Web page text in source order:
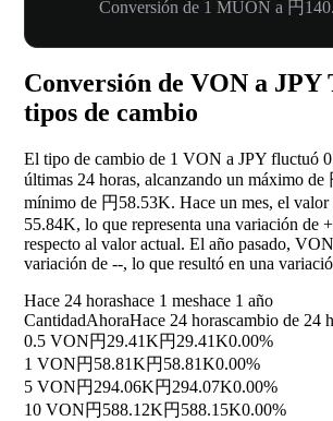
Conversión de 1 MUON a 円
Conversión de VON a JPY
tipos de cambio
El tipo de cambio de 1 VON a JPY fluctuó
últimas 24 horas, alcanzando un máximo
mínimo de 円58.53K. Hace un mes, el
55.84K, lo que representa una variación de
respecto al valor actual. El año pasado,
variación de --, lo que resultó en una
Hace 24 horashace 1 meshace 1 año
CantidadAhoraHace 24 horascambio de 24
0.5 VON円29.41K円29.41K0.00%
1 VON円58.81K円58.81K0.00%
5 VON円294.06K円294.07K0.00%
10 VON円588.12K円588.15K0.00%